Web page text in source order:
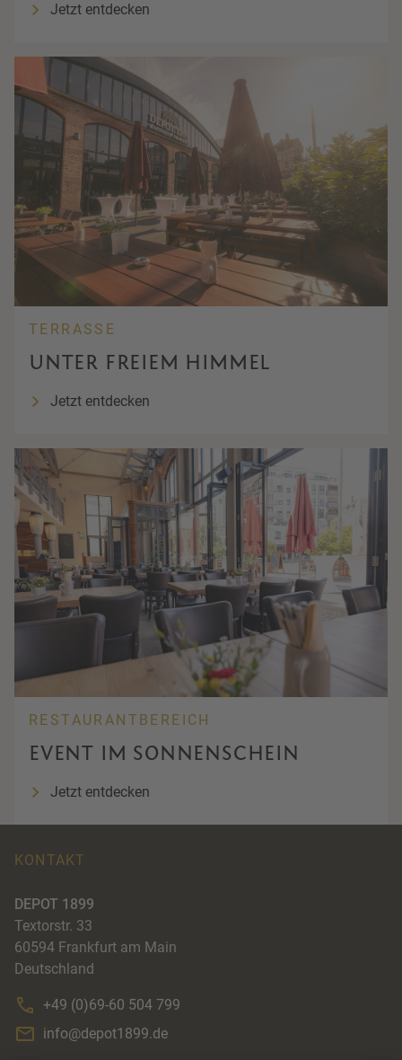
Jetzt entdecken
TERRASSE
UNTER FREIEM HIMMEL
Jetzt entdecken
RESTAURANTBEREICH
EVENT IM SONNENSCHEIN
Jetzt entdecken
KONTAKT
DEPOT 1899
Textorstr. 33
60594 Frankfurt am Main
Deutschland
+49 (0)69-60 504 799
info@depot1899.de